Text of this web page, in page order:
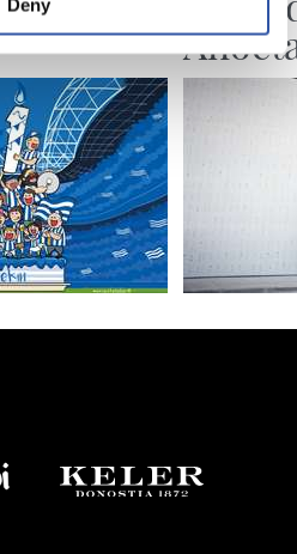
Deny